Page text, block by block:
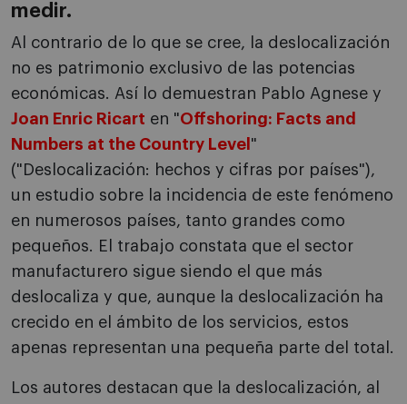
medir.
Al contrario de lo que se cree, la deslocalización
no es patrimonio exclusivo de las potencias
económicas. Así lo demuestran Pablo Agnese y
Joan Enric Ricart en "Offshoring: Facts and
Numbers at the Country Level "
("Deslocalización: hechos y cifras por países"),
un estudio sobre la incidencia de este fenómeno
en numerosos países, tanto grandes como
pequeños. El trabajo constata que el sector
manufacturero sigue siendo el que más
deslocaliza y que, aunque la deslocalización ha
crecido en el ámbito de los servicios, estos
apenas representan una pequeña parte del total.
Los autores destacan que la deslocalización, al